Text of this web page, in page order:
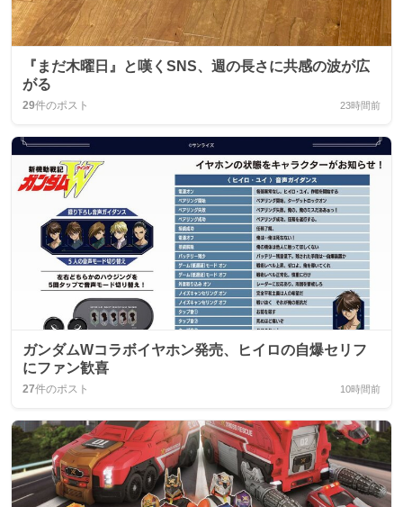
『まだ木曜日』と嘆くSNS、週の長さに共感の波が広
がる
29件のポスト 23時間前
ガンダムWコラボイヤホン発売、ヒイロの自爆セリフ
にファン歓喜
27件のポスト 10時間前